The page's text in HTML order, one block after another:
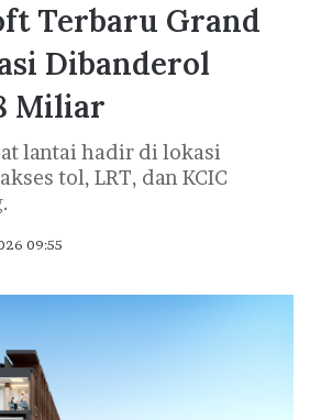
Terbaru Grand
Dibanderol
Miliar
lantai hadir di lokasi
tol, LRT, dan KCIC
09:55